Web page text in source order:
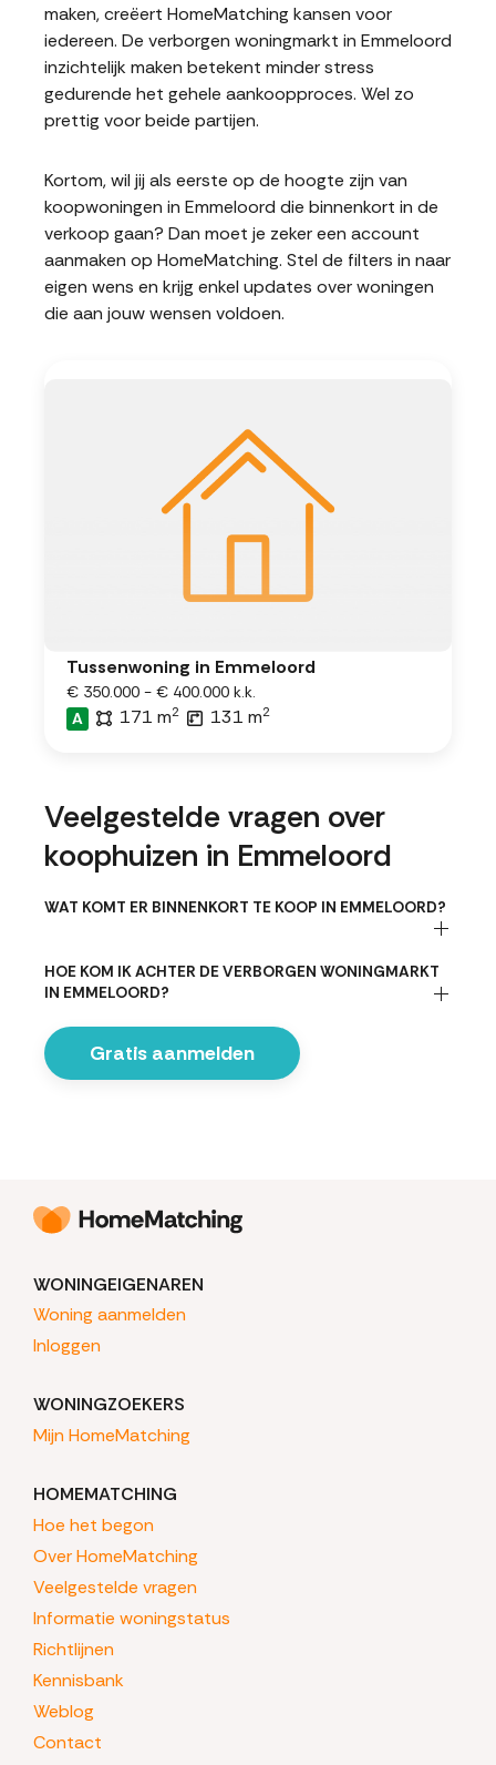
maken, creëert HomeMatching kansen voor
iedereen. De verborgen woningmarkt in Emmeloord
inzichtelijk maken betekent minder stress
gedurende het gehele aankoopproces. Wel zo
prettig voor beide partijen.
Kortom, wil jij als eerste op de hoogte zijn van
koopwoningen in Emmeloord die binnenkort in de
verkoop gaan? Dan moet je zeker een account
aanmaken op HomeMatching. Stel de filters in naar
eigen wens en krijg enkel updates over woningen
die aan jouw wensen voldoen.
Tussenwoning in Emmeloord
€ 350.000 - € 400.000 k.k.
A
171 m2 131 m2
Veelgestelde vragen over
koophuizen in Emmeloord
WAT KOMT ER BINNENKORT TE KOOP IN EMMELOORD?
HOE KOM IK ACHTER DE VERBORGEN WONINGMARKT
IN EMMELOORD?
Gratis aanmelden
WONINGEIGENAREN
Woning aanmelden
Inloggen
WONINGZOEKERS
Mijn HomeMatching
HOMEMATCHING
Hoe het begon
Over HomeMatching
Veelgestelde vragen
Informatie woningstatus
Richtlijnen
Kennisbank
Weblog
Contact